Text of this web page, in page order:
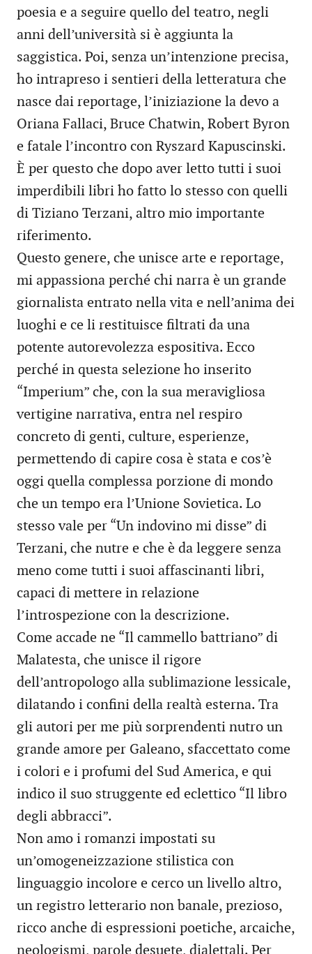
poesia e a seguire quello del teatro, negli
anni dell’università si è aggiunta la
saggistica. Poi, senza un’intenzione precisa,
ho intrapreso i sentieri della letteratura che
nasce dai reportage, l’iniziazione la devo a
Oriana Fallaci, Bruce Chatwin, Robert Byron
e fatale l’incontro con Ryszard Kapuscinski.
È per questo che dopo aver letto tutti i suoi
imperdibili libri ho fatto lo stesso con quelli
di Tiziano Terzani, altro mio importante
riferimento.
Questo genere, che unisce arte e reportage,
mi appassiona perché chi narra è un grande
giornalista entrato nella vita e nell’anima dei
luoghi e ce li restituisce filtrati da una
potente autorevolezza espositiva. Ecco
perché in questa selezione ho inserito
“Imperium” che, con la sua meravigliosa
vertigine narrativa, entra nel respiro
concreto di genti, culture, esperienze,
permettendo di capire cosa è stata e cos’è
oggi quella complessa porzione di mondo
che un tempo era l’Unione Sovietica. Lo
stesso vale per “Un indovino mi disse” di
Terzani, che nutre e che è da leggere senza
meno come tutti i suoi affascinanti libri,
capaci di mettere in relazione
l’introspezione con la descrizione.
Come accade ne “Il cammello battriano” di
Malatesta, che unisce il rigore
dell’antropologo alla sublimazione lessicale,
dilatando i confini della realtà esterna. Tra
gli autori per me più sorprendenti nutro un
grande amore per Galeano, sfaccettato come
i colori e i profumi del Sud America, e qui
indico il suo struggente ed eclettico “Il libro
degli abbracci”.
Non amo i romanzi impostati su
un’omogeneizzazione stilistica con
linguaggio incolore e cerco un livello altro,
un registro letterario non banale, prezioso,
ricco anche di espressioni poetiche, arcaiche,